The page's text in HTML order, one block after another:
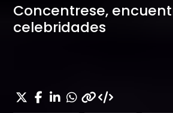
Concentrese,
celebridades